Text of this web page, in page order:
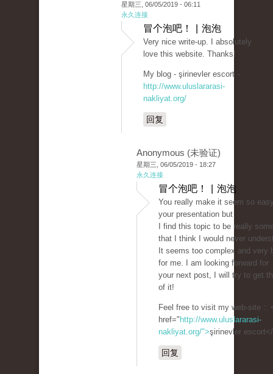
星期三, 06/05/2019 - 06:11
永久连接
冒个泡吧！ | 泡泡
Very nice write-up. I absolutely
love this website. Thanks!
My blog - şirinevler escort -
http://www.uluslararasi-
nakliyat.org/
回复
Anonymous (未验证)
星期三, 06/05/2019 - 18:27
永久连接
冒个泡吧！ | 泡泡
You really make it seem so
your presentation but
I find this topic to be really
that I think I would never
It seems too complex and very
for me. I am looking forward for
your next post, I will try to get
of it!
Feel free to visit my web-site ::
href=" http://www.uluslararasi-
nakliyat.org/">şirinevler
回复